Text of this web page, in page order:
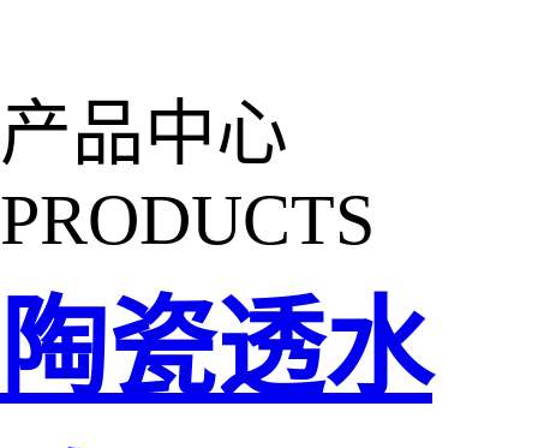
产品中心
PRODUCTS
陶瓷透水